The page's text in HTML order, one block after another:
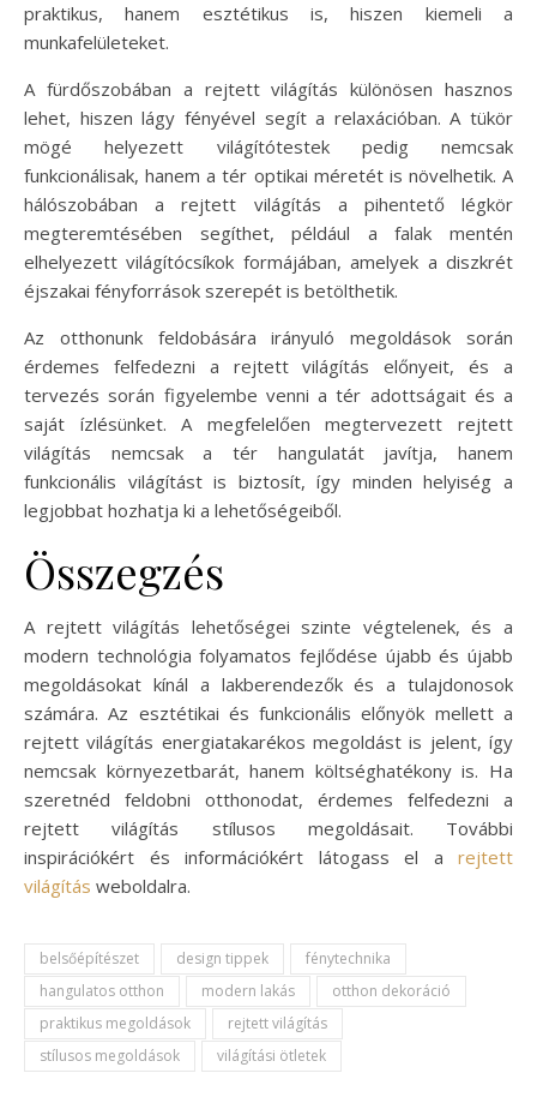
praktikus, hanem esztétikus is, hiszen kiemeli a
munkafelületeket.
A fürdőszobában a rejtett világítás különösen hasznos
lehet, hiszen lágy fényével segít a relaxációban. A tükör
mögé helyezett világítótestek pedig nemcsak
funkcionálisak, hanem a tér optikai méretét is növelhetik. A
hálószobában a rejtett világítás a pihentető légkör
megteremtésében segíthet, például a falak mentén
elhelyezett világítócsíkok formájában, amelyek a diszkrét
éjszakai fényforrások szerepét is betölthetik.
Az otthonunk feldobására irányuló megoldások során
érdemes felfedezni a rejtett világítás előnyeit, és a
tervezés során figyelembe venni a tér adottságait és a
saját ízlésünket. A megfelelően megtervezett rejtett
világítás nemcsak a tér hangulatát javítja, hanem
funkcionális világítást is biztosít, így minden helyiség a
legjobbat hozhatja ki a lehetőségeiből.
Összegzés
A rejtett világítás lehetőségei szinte végtelenek, és a
modern technológia folyamatos fejlődése újabb és újabb
megoldásokat kínál a lakberendezők és a tulajdonosok
számára. Az esztétikai és funkcionális előnyök mellett a
rejtett világítás energiatakarékos megoldást is jelent, így
nemcsak környezetbarát, hanem költséghatékony is. Ha
szeretnéd feldobni otthonodat, érdemes felfedezni a
rejtett világítás stílusos megoldásait. További
inspirációkért és információkért látogass el a rejtett
világítás weboldalra.
belsőépítészet design tippek
fénytechnika
hangulatos otthon
modern lakás
otthon dekoráció
praktikus megoldások
rejtett világítás
stílusos megoldások
világítási ötletek